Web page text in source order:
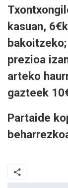
kasuan,
prezioa
arteko
gazteek
Partaide